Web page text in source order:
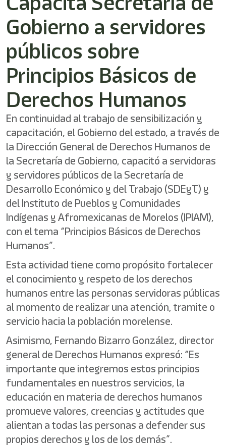
Este
acceso
directo
lector
de
pantalla
para
ayudarle
navegar
interactuar
con
contenido.
Gobierno a servidores
públicos sobre
Principios Básicos de
Derechos Humanos
En continuidad al trabajo de sensibilización y
capacitación, el Gobierno del estado, a través de
la Dirección General de Derechos Humanos de
la Secretaría de Gobierno, capacitó a servidoras
y servidores públicos de la Secretaría de
Desarrollo Económico y del Trabajo (SDEyT) y
del Instituto de Pueblos y Comunidades
Indígenas y Afromexicanas de Morelos (IPIAM),
con el tema “Principios Básicos de Derechos
Humanos”.
Esta actividad tiene como propósito fortalecer
el conocimiento y respeto de los derechos
humanos entre las personas servidoras públicas
al momento de realizar una atención, tramite o
servicio hacia la población morelense.
Asimismo, Fernando Bizarro González, director
general de Derechos Humanos expresó: “Es
importante que integremos estos principios
fundamentales en nuestros servicios, la
educación en materia de derechos humanos
promueve valores, creencias y actitudes que
alientan a todas las personas a defender sus
propios derechos y los de los demás”.